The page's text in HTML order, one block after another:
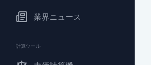
業界ニュース
計算ツール